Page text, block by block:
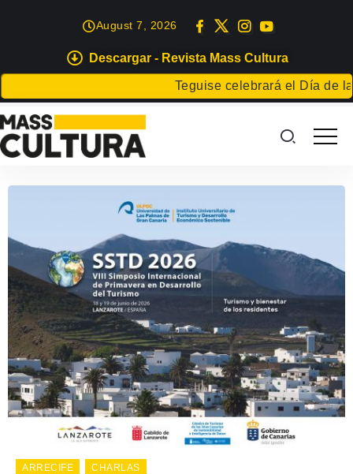
Descargar - Revista Mass Cultura
Teguise celebrará el Día de la
August 7, 2026
ARRECIFE CHARLAS